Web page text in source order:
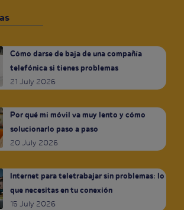
Cómo darse de baja de una compañía
telefónica si tienes problemas
21 July 2026
Por qué mi móvil va muy lento y cómo
solucionarlo paso a paso
20 July 2026
Internet para teletrabajar sin problemas: lo
que necesitas en tu conexión
15 July 2026